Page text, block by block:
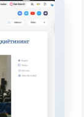
4. Suhbat (magistr) (5)